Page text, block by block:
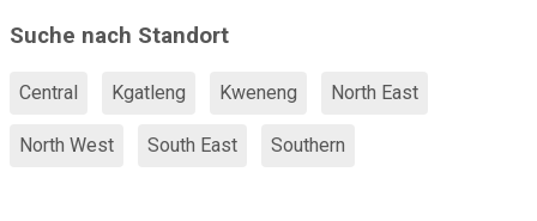
Suche nach Standort
Central Kgatleng Kweneng North East
North West South East Southern